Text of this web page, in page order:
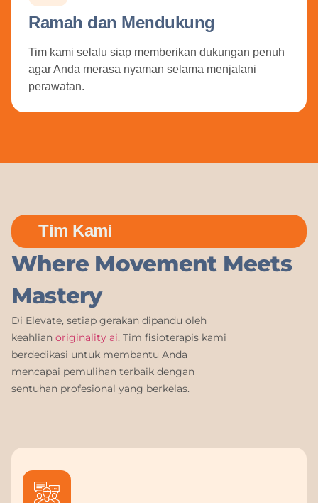
Ramah dan Mendukung
Tim kami selalu siap memberikan dukungan penuh
agar Anda merasa nyaman selama menjalani
perawatan.
Tim Kami
Where Movement Meets
Mastery
Di Elevate, setiap gerakan dipandu oleh
keahlian originality ai. Tim fisioterapis kami
berdedikasi untuk membantu Anda
mencapai pemulihan terbaik dengan
sentuhan profesional yang berkelas.